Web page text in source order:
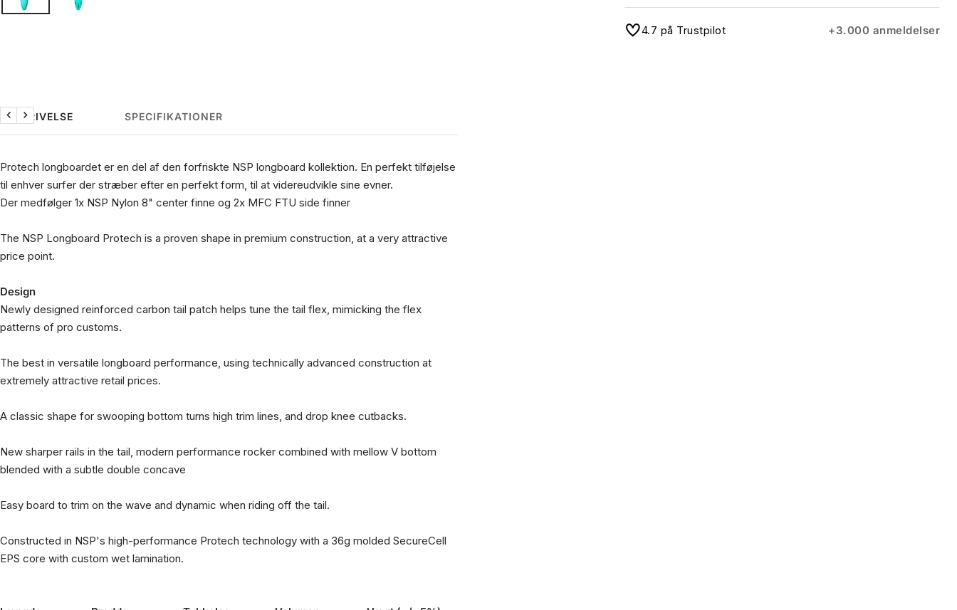
4.7 på Trustpilot +3.000 anmeldelser
BESKRIVELSE SPECIFIKATIONER
ForrigeNæste
Protech longboardet er en del af den forfriskte NSP longboard kollektion. En perfekt tilføjelse
til enhver surfer der stræber efter en perfekt form, til at videreudvikle sine evner.
Der medfølger 1x NSP Nylon 8" center finne og 2x MFC FTU side finner
The NSP Longboard Protech is a proven shape in premium construction, at a very attractive
price point.
Design
Newly designed reinforced carbon tail patch helps tune the tail flex, mimicking the flex
patterns of pro customs.
The best in versatile longboard performance, using technically advanced construction at
extremely attractive retail prices.
A classic shape for swooping bottom turns high trim lines, and drop knee cutbacks.
New sharper rails in the tail, modern performance rocker combined with mellow V bottom
blended with a subtle double concave
Easy board to trim on the wave and dynamic when riding off the tail.
Constructed in NSP's high-performance Protech technology with a 36g molded SecureCell
EPS core with custom wet lamination.